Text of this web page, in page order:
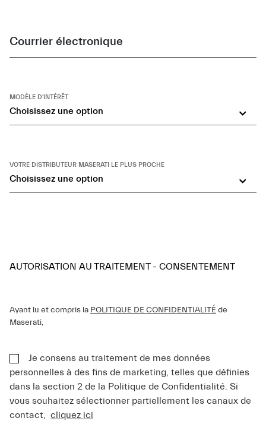
Courrier électronique
Choisissez une option
MODÈLE D'INTÉRÊT
Choisissez une option
VOTRE DISTRIBUTEUR MASERATI LE PLUS PROCHE
AUTORISATION AU TRAITEMENT - CONSENTEMENT
Ayant lu et compris la POLITIQUE DE CONFIDENTIALITÉ de
Maserati,
Je consens au traitement de mes données
personnelles à des fins de marketing, telles que définies
dans la section 2 de la Politique de Confidentialité. Si
vous souhaitez sélectionner partiellement les canaux de
contact, cliquez ici